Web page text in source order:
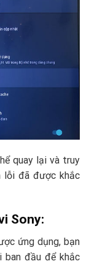
quay lại và truy
lỗi đã được khắc
Sony:
ứng dụng, bạn
ban đầu để khắc